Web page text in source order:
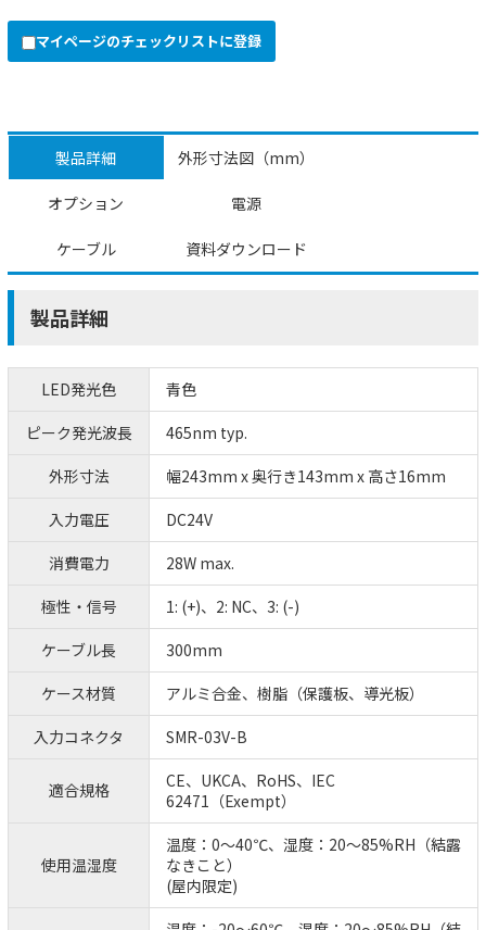
マイページのチェックリストに登録
製品詳細 外形寸法図（mm）
オプション 電源
ケーブル 資料ダウンロード
製品詳細
LED発光色
青色
ピーク発光波長
465nm typ.
外形寸法
幅243mm x 奥行き143mm x 高さ16mm
入力電圧
DC24V
消費電力
28W max.
極性・信号
1: (+)、2: NC、3: (-)
ケーブル長
300mm
ケース材質
アルミ合金、樹脂（保護板、導光板）
入力コネクタ
SMR-03V-B
適合規格
CE、UKCA、RoHS、IEC
62471（Exempt）
使用温湿度
温度：0～40℃、湿度：20～85%RH（結露
なきこと）
(屋内限定)